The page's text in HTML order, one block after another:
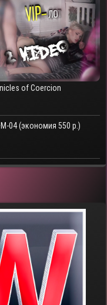
of Coercion
04 (экономия 550 р.)